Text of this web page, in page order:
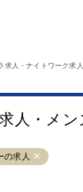
業種から探す
職種から探す
クラボーイルー
サイトマップ
求人・ナイトワーク求
人・メ
の求人
六
中央 門